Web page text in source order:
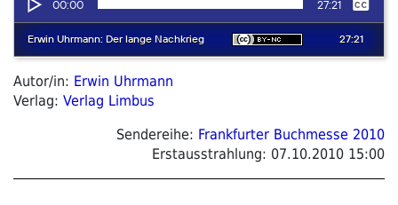
Autor/in: Erwin Uhrmann
Verlag: Verlag Limbus
Sendereihe: Frankfurter Buchmesse 2010
Erstausstrahlung: 07.10.2010 15:00